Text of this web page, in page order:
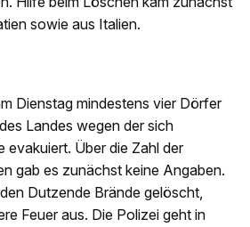
sowie aus Italien.
Dienstag mindestens vier Dörfer
Landes wegen der sich
evakuiert. Über die Zahl der
gab es zunächst keine Angaben.
Dutzende Brände gelöscht,
Feuer aus. Die Polizei geht in